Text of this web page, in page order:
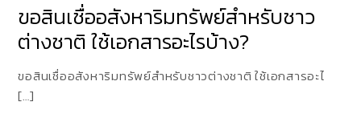
ขอสินเชื่ออสังหาริมทรัพย์สำหรับชาว
ต่างชาติ ใช้เอกสารอะไรบ้าง?
ขอสินเชื่ออสังหาริมทรัพย์สำหรับชาวต่างชาติ ใช้เอกสารอะไ
[…]